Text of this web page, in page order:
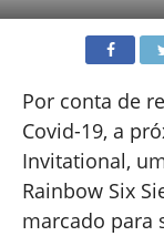
Por conta de
Covid-19, a
Invitational,
Rainbow Six
marcado para